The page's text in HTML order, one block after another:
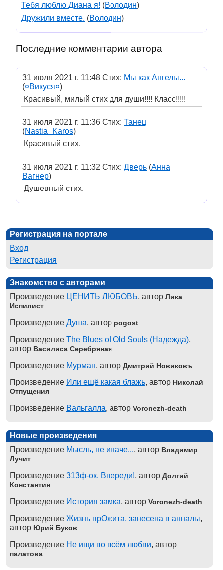
Тебя люблю Диана я! (Володин)
Дружили вместе. (Володин)
Последние комментарии автора
31 июля 2021 г. 11:48 Стих: Мы как Ангелы...
(¤Викуся¤)
Красивый, милый стих для души!!!! Класс!!!!!
31 июля 2021 г. 11:36 Стих: Танец
(Nastia_Karos)
Красивый стих.
31 июля 2021 г. 11:32 Стих: Дверь (Aнна
Вагнер)
Душевный стих.
Регистрация на портале
Вход
Регистрация
Знакомство с авторами
Произведение ЦЕНИТЬ ЛЮБОВЬ, автор Лика
Испилист
Произведение Душа, автор pogost
Произведение The Blues of Old Souls (Надежда),
автор Василиса Серебряная
Произведение Мурман, автор Дмитрий Новиковъ
Произведение Или ещё какая блажь, автор Николай
Отпущения
Произведение Вальгалла, автор Voronezh-death
Новые произведения
Произведение Мысль, не иначе..., автор Владимир
Лучит
Произведение 313ф-ок. Впереди!, автор Долгий
Константин
Произведение История замка, автор Voronezh-death
Произведение Жизнь прОжита, занесена в анналы,
автор Юрий Буков
Произведение Не ищи во всём любви, автор
палатова